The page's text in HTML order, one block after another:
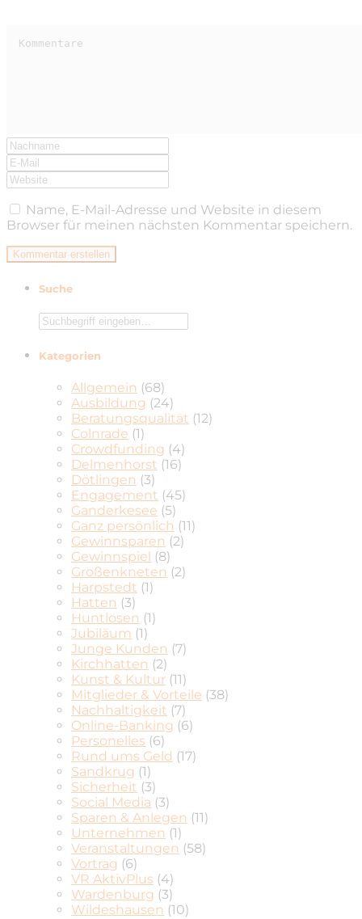
Name, E-Mail-Adresse und Website in diesem
Browser für meinen nächsten Kommentar speichern.
Suche
Kategorien
Allgemein (68)
Ausbildung (24)
Beratungsqualität (12)
Colnrade (1)
Crowdfunding (4)
Delmenhorst (16)
Dötlingen (3)
Engagement (45)
Ganderkesee (5)
Ganz persönlich (11)
Gewinnsparen (2)
Gewinnspiel (8)
Großenkneten (2)
Harpstedt (1)
Hatten (3)
Huntlosen (1)
Jubiläum (1)
Junge Kunden (7)
Kirchhatten (2)
Kunst & Kultur (11)
Mitglieder & Vorteile (38)
Nachhaltigkeit (7)
Online-Banking (6)
Personelles (6)
Rund ums Geld (17)
Sandkrug (1)
Sicherheit (3)
Social Media (3)
Sparen & Anlegen (11)
Unternehmen (1)
Veranstaltungen (58)
Vortrag (6)
VR AktivPlus (4)
Wardenburg (3)
Wildeshausen (10)